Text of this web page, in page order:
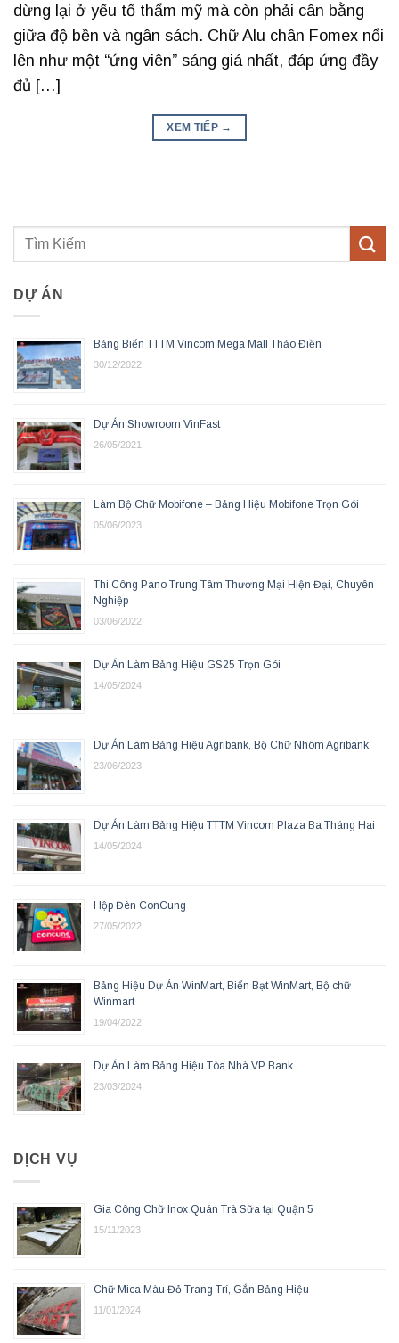
dừng lại ở yếu tố thẩm mỹ mà còn phải cân bằng
giữa độ bền và ngân sách. Chữ Alu chân Fomex nổi
lên như một “ứng viên” sáng giá nhất, đáp ứng đầy
đủ […]
XEM TIẾP →
DỰ ÁN
Bảng Biển TTTM Vincom Mega Mall Thảo Điền
30/12/2022
Dự Án Showroom VinFast
26/05/2021
Làm Bộ Chữ Mobifone – Bảng Hiệu Mobifone Trọn Gói
05/06/2023
Thi Công Pano Trung Tâm Thương Mại Hiện Đại, Chuyên
Nghiệp
03/06/2022
Dự Án Làm Bảng Hiệu GS25 Trọn Gói
14/05/2024
Dự Án Làm Bảng Hiệu Agribank, Bộ Chữ Nhôm Agribank
23/06/2023
Dự Án Làm Bảng Hiệu TTTM Vincom Plaza Ba Tháng Hai
14/05/2024
Hộp Đèn ConCung
27/05/2022
Bảng Hiệu Dự Án WinMart, Biển Bạt WinMart, Bộ chữ
Winmart
19/04/2022
Dự Án Làm Bảng Hiệu Tòa Nhà VP Bank
23/03/2024
DỊCH VỤ
Gia Công Chữ Inox Quán Trà Sữa tại Quận 5
15/11/2023
Chữ Mica Màu Đỏ Trang Trí, Gắn Bảng Hiệu
11/01/2024